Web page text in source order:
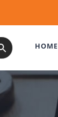
HOME